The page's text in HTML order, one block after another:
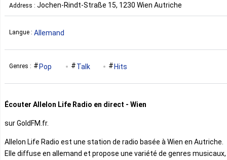
Address : Jochen-Rindt-Straße 15, 1230 Wien Autriche
Langue : Allemand
Genres : Pop Talk Hits
Écouter Allelon Life Radio en direct - Wien
sur GoldFM.fr.
Allelon Life Radio est une station de radio basée à Wien en Autriche.
Elle diffuse en allemand et propose une variété de genres musicaux,